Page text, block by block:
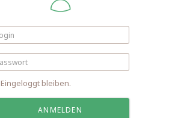
Eingeloggt bleiben.